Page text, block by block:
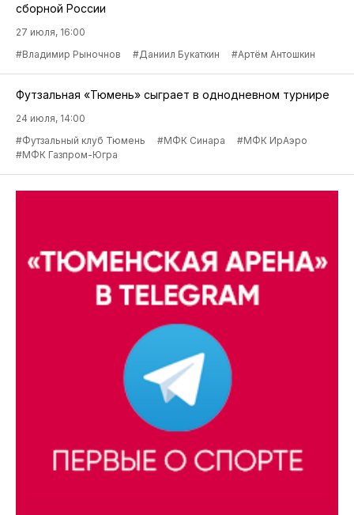
сборной России
27 июля, 16:00
#Владимир Рыночнов
#Даниил Букаткин #Артём Антошкин
Футзальная «Тюмень» сыграет в однодневном турнире
24 июля, 14:00
#Футзальный клуб Тюмень
#МФК Синара
#МФК ИрАэро
#МФК Газпром-Югра